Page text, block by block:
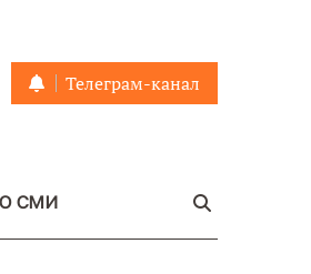
Телеграм-канал
О СМИ